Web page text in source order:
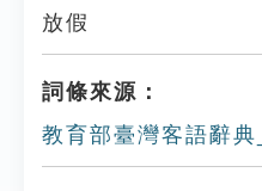
放假
詞條來源：
教育部臺灣客語辭典